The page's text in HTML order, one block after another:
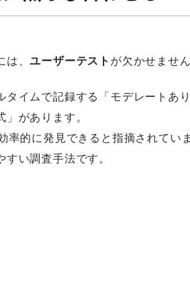
は、ユーザーテスト が欠かせません
イムで記録する「モデレートあ
があります。
率的に発見できると指摘されてい
い調査手法です。